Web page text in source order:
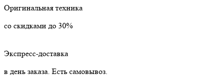
Оригинальная техника
со скидками до 30%
Экспресс-доставка
в день заказа. Есть самовывоз.